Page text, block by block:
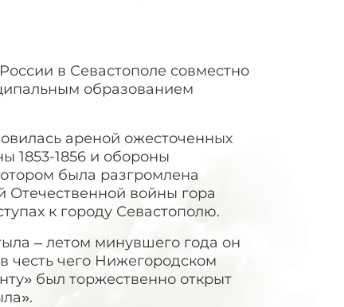
в Севастополе совместно
образованием
ареной ожесточенных
1853-1856 и обороны
была разгромлена
Отечественной войны гора
к городу Севастополю.
– летом минувшего года он
честь чего Нижегородском
был торжественно открыт